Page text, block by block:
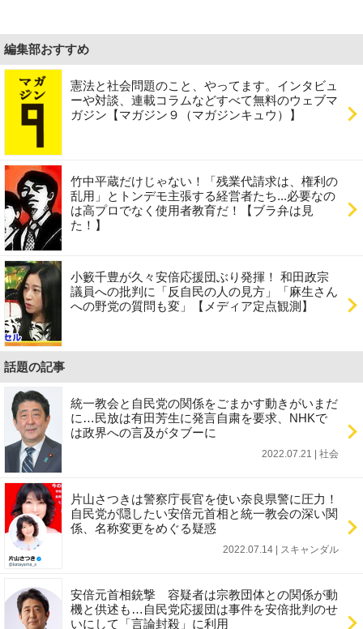
編集部おすすめ
憲法と社会問題のこと、やってます。インタビュ
ーや対談、連載コラムなどすべて無料のウェブマ
ガジン【マガジン９（マガジンキュウ）】
竹中平蔵だけじゃない！「残業代請求は、権利の
乱用」とトンデモ主張する経営者たち...必要なの
は高プロでなく使用者教育だ！【ブラ弁は見
た！】
小籔千豊が久々安倍応援団ぶり発揮！ 和田政宗
議員への批判に「反自民の人の見方」「麻生さん
への野党の質問も変」【メディア定点観測】
話題の記事
統一教会と自民党の関係をごまかす動きがいまだ
に…民放は有田芳生に発言自粛を要求、NHKで
は政界への言及がタブーに
2022.07.21 | 社会
片山さつきは警察庁長官を使い奈良県警に圧力！
自民党が隠したい安倍元首相と統一教会の深い関
係、名称変更をめぐる疑惑
2022.07.14 | スキャンダル
安倍元首相銃撃 容疑者は宗教団体との関係が動
機と供述も…自民党応援団は事件を安倍批判のせ
いにして「言論封殺」に利用